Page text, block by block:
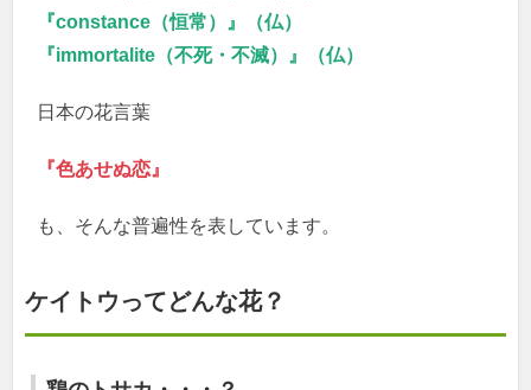
『constance（恒常）』（仏）
『immortalite（不死・不滅）』（仏）
日本の花言葉
『色あせぬ恋』
も、そんな普遍性を表しています。
ケイトウってどんな花？